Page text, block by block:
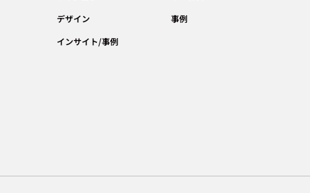
デザイン
インサイト/事例
事例